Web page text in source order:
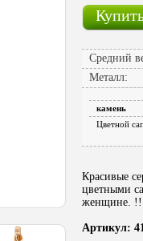
Средний
Металл:
камень
Цветной
Красивые
цветными
женщине.
Артикул: